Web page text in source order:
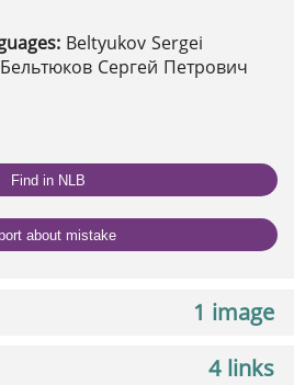
Beltyukov Sergei
Сергей Петрович
Find in NLB
about mistake
1 image
4 links